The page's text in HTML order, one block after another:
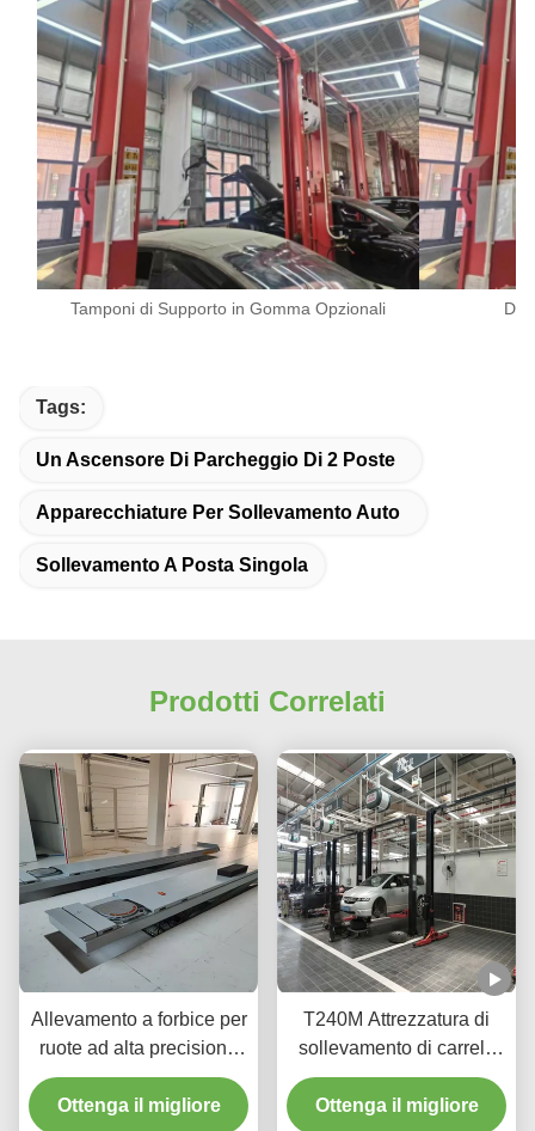
Tamponi di Supporto in Gomma Opzionali
Tags:
Un Ascensore Di Parcheggio Di 2 Poste
Apparecchiature Per Sollevamento Auto
Sollevamento A Posta Singola
Prodotti Correlati
Allevamento a forbice per
ruote ad alta precisione
T400D 4000 kg Capacità
per laboratori
Ottenga il migliore
T240M Attrezzatura di
sollevamento di carrelli
con due pali a grondaia
con tecnologia avanzata
Ottenga il migliore